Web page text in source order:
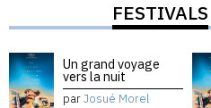
FESTIVALS
Un grand voyage
vers la nuit
parJosué Morel